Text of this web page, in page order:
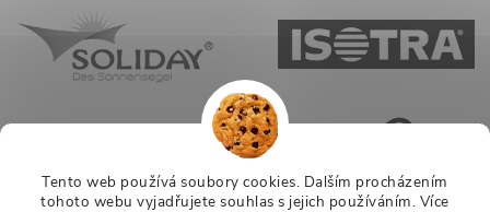
Tento web používá soubory cookies. Dalším procházením
tohoto webu vyjadřujete souhlas s jejich používáním. Více